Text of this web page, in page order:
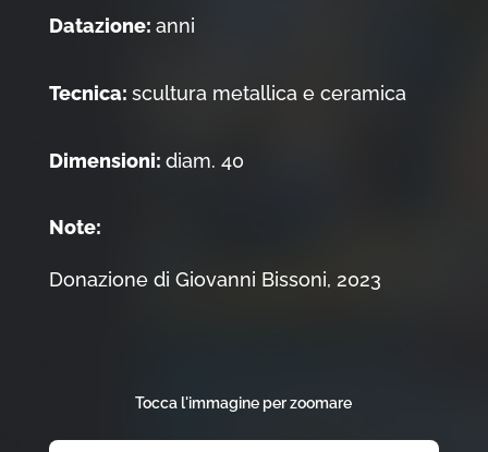
Datazione: anni
Tecnica: scultura metallica e ceramica
Dimensioni: diam. 40
Note:
Donazione di Giovanni Bissoni, 2023
Tocca l'immagine per zoomare